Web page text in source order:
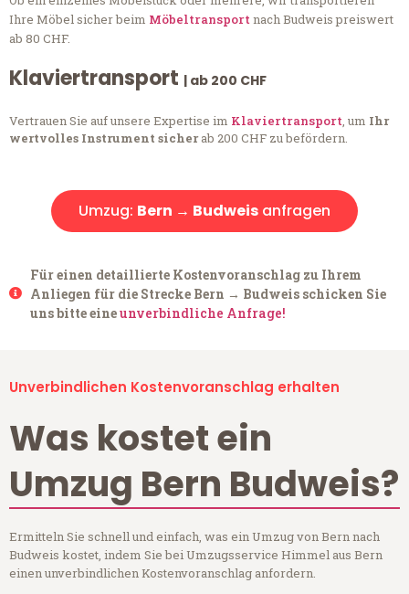
Ihre Möbel sicher beim Möbeltransportnach Budweis preiswert
ab 80 CHF.
Klaviertransport | ab 200 CHF
Vertrauen Sie auf unsere Expertise im Klaviertransport, um Ihr
wertvolles Instrument sicherab 200 CHF zu befördern.
Umzug: Bern → Budweis anfragen
Für einen detaillierte Kostenvoranschlag zu Ihrem
Anliegen für die Strecke Bern → Budweis schicken Sie
uns bitte eineunverbindliche Anfrage!
Unverbindlichen Kostenvoranschlag erhalten
Was kostet ein
Umzug Bern Budweis?
Ermitteln Sie schnell und einfach, was ein Umzug von Bern nach
Budweis kostet, indem Sie bei Umzugsservice Himmel aus Bern
einen unverbindlichen Kostenvoranschlag anfordern.